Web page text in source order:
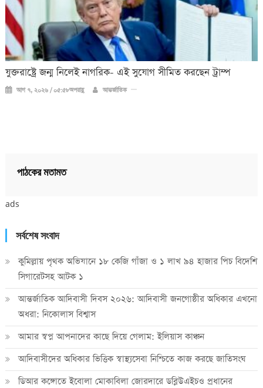
যুক্তরাষ্ট্রে জন্ম নিলেই নাগরিক- এই সুযোগ সীমিত করছেন ট্রাম্প
আগ ৭, ২০২৬ / ০৫:৫৮অপরাহ্ণ আন্তর্জাতিক
পাঠকের মতামত
ads
সর্বশেষ সংবাদ
কুমিল্লায় পৃথক অভিযানে ১৮ কেজি গাঁজা ও ১ লাখ ৯৪ হাজার পিচ বিদেশি
সিগারেটসহ আটক ১
আন্তর্জাতিক আদিবাসী দিবস ২০২৬: আদিবাসী জনগোষ্ঠীর অধিকার এখনো
অধরা: নিকোলাস বিশ্বাস
আমার স্বপ্ন আপনাদের কাছে দিয়ে গেলাম: ইলিয়াস কাঞ্চন
আদিবাসীদের অধিকার ভিত্তিক স্বাস্থ্যসেবা নিশ্চিতে কাজ করছে জাতিসংঘ
ডিআর কঙ্গোতে ইবোলা মোকাবিলা জোরদারে ডব্লিউএইচও প্রধানের